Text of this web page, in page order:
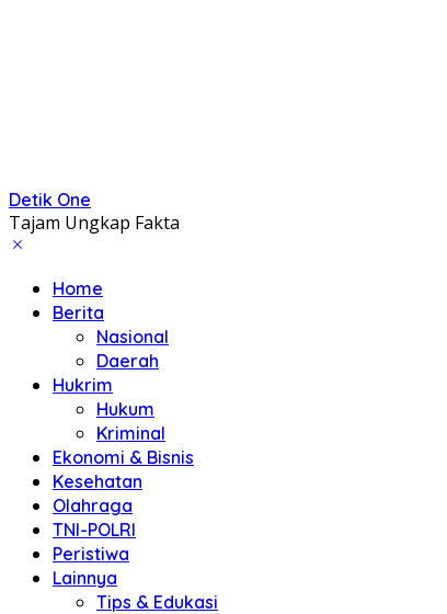
Detik One
Tajam Ungkap Fakta
Home
Berita
Nasional
Daerah
Hukrim
Hukum
Kriminal
Ekonomi & Bisnis
Kesehatan
Olahraga
TNI-POLRI
Peristiwa
Lainnya
Tips & Edukasi